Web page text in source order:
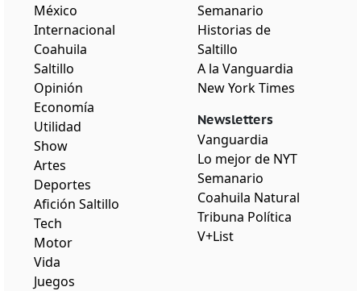
México
Internacional
Coahuila
Saltillo
Opinión
Economía
Utilidad
Show
Artes
Deportes
Afición Saltillo
Tech
Motor
Vida
Juegos
Semanario
Historias de
Saltillo
A la Vanguardia
New York Times
Newsletters
Vanguardia
Lo mejor de NYT
Semanario
Coahuila Natural
Tribuna Política
V+List